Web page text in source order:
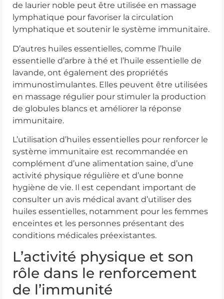
de laurier noble peut être utilisée en massage
lymphatique pour favoriser la circulation
lymphatique et soutenir le système immunitaire.
D’autres huiles essentielles, comme l’huile
essentielle d’arbre à thé et l’huile essentielle de
lavande, ont également des propriétés
immunostimulantes. Elles peuvent être utilisées
en massage régulier pour stimuler la production
de globules blancs et améliorer la réponse
immunitaire.
L’utilisation d’huiles essentielles pour renforcer le
système immunitaire est recommandée en
complément d’une alimentation saine, d’une
activité physique régulière et d’une bonne
hygiène de vie. Il est cependant important de
consulter un avis médical avant d’utiliser des
huiles essentielles, notamment pour les femmes
enceintes et les personnes présentant des
conditions médicales préexistantes.
L’activité physique et son
rôle dans le renforcement
de l’immunité